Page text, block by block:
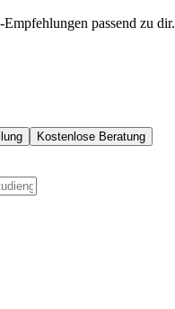
passend zu dir.
Kostenlose Beratung